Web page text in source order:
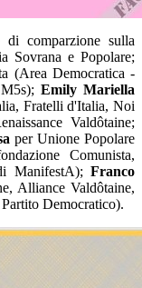
comparzione sulla
Sovrana e Popolare;
(Area Democratica -
Emily Mariella
Fratelli d'Italia, Noi
Valdôtaine;
per Unione Popolare
Comunista,
ManifestA); Franco
Alliance Valdôtaine,
Democratico).